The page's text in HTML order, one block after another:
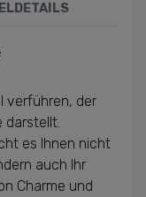
verführen, der
darstellt.
es Ihnen nicht
auch Ihr
Charme und